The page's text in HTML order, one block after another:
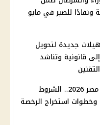
ونفادًا للصبر في مايو
جديدة لتحويل
قانونية وتناشد
رخصة القيادة في مصر 2026.. الشروط
وخطوات استخراج الرخصة